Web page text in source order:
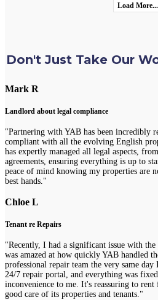
Load More...
Don't Just Take Our
Mark R
Landlord about legal compliance
"Partnering with YAB has been incredibly
compliant with all the evolving English
has expertly managed all legal aspects,
agreements, ensuring everything is up to
peace of mind knowing my properties are
best hands."
Chloe L
Tenant re Repairs
"Recently, I had a significant issue with
was amazed at how quickly YAB handled
professional repair team the very same
24/7 repair portal, and everything was
inconvenience to me. It's reassuring to rent
good care of its properties and tenants."